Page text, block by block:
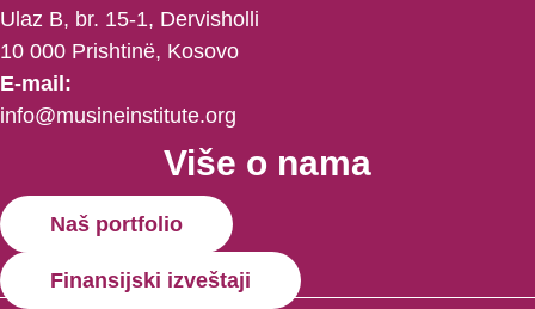
Ulaz B, br. 15-1, Dervisholli
10 000 Prishtinë, Kosovo
E-mail:
info@musineinstitute.org
Više o nama
Naš portfolio
Finansijski izveštaji